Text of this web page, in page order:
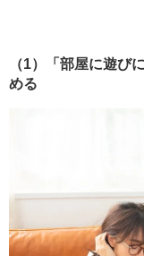
（1）「部屋に遊び
める